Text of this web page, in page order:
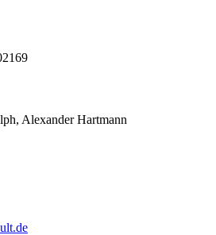
Alexander Hartmann